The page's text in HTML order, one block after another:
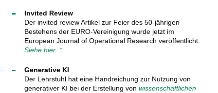
Invited Review
Der invited review Artikel zur Feier des 50-jährigen
Bestehens der EURO-Vereinigung wurde jetzt im
European Journal of Operational Research veröffentlicht.
Siehe hier.
Generative KI
Der Lehrstuhl hat eine Handreichung zur Nutzung von
generativer KI bei der Erstellung von wissenschaftlichen